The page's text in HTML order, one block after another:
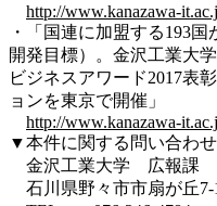
http://www.kanazawa-
・「国連に加盟する193
開発目標）。金沢工業大
ビジネスアワード2017表
ョンを東京で開催」
http://www.kanazawa-
▼本件に関する問い合わ
金沢工業大学 広報課
石川県野々市市扇が丘7-